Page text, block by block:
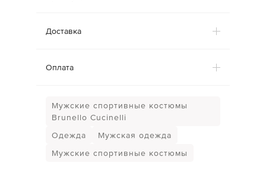
Доставка
Оплата
Мужские спортивные костюмы
Brunello Cucinelli
Одежда
Мужская одежда
Мужские спортивные костюмы